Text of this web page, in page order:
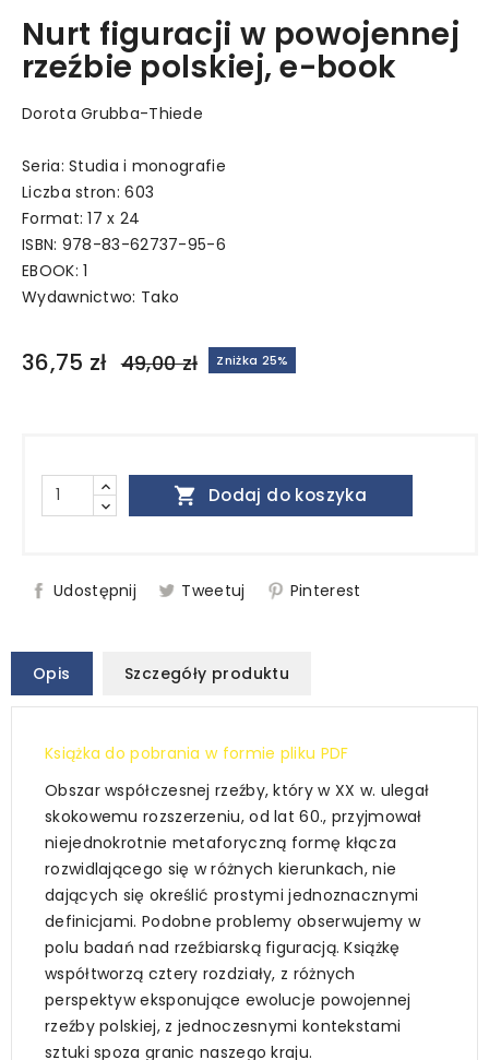
Nurt figuracji w powojennej
rzeźbie polskiej, e-book
Dorota Grubba-Thiede
Seria: Studia i monografie
Liczba stron: 603
Format: 17 x 24
ISBN: 978-83-62737-95-6
EBOOK: 1
Wydawnictwo: Tako
36,75 zł 49,00 zł Zniżka 25%
 Dodaj do koszyka
Udostępnij Tweetuj Pinterest
Opis Szczegóły produktu
Książka do pobrania w formie pliku PDF
Obszar współczesnej rzeźby, który w XX w. ulegał
skokowemu rozszerzeniu, od lat 60., przyjmował
niejednokrotnie metaforyczną formę kłącza
rozwidlającego się w różnych kierunkach, nie
dających się określić prostymi jednoznacznymi
definicjami. Podobne problemy obserwujemy w
polu badań nad rzeźbiarską figuracją. Książkę
współtworzą cztery rozdziały, z różnych
perspektyw eksponujące ewolucje powojennej
rzeźby polskiej, z jednoczesnymi kontekstami
sztuki spoza granic naszego kraju.